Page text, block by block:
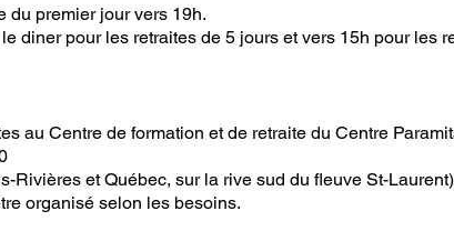
du premier jour vers 19h.
diner pour les retraites de 5 jours etvers 15h pour les
au Centre de formation et de retraite du Centre
Rivières et Québec, sur la rive sud du fleuve St-
organisé selon les besoins.